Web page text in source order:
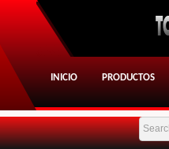
INICIO PRODUCTOS